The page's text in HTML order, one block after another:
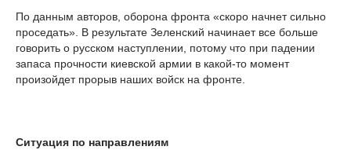
По данным авторов, оборона фронта «скоро начнет сильно
проседать». В результате Зеленский начинает все больше
говорить о русском наступлении, потому что при падении
запаса прочности киевской армии в какой-то момент
произойдет прорыв наших войск на фронте.
Ситуация по направлениям